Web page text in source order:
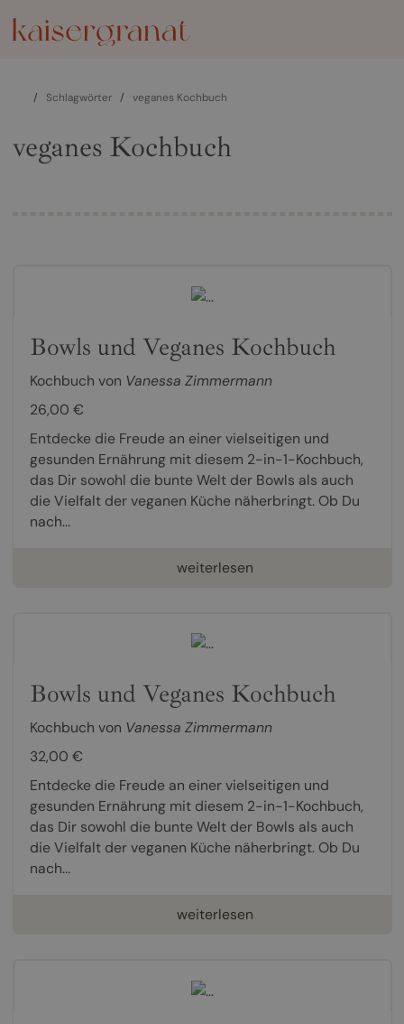
/ Schlagwörter / veganes Kochbuch
veganes Kochbuch
Bowls und Veganes Kochbuch
Kochbuch von Vanessa Zimmermann
26,00 €
Entdecke die Freude an einer vielseitigen und
gesunden Ernährung mit diesem 2-in-1-Kochbuch,
das Dir sowohl die bunte Welt der Bowls als auch
die Vielfalt der veganen Küche näherbringt. Ob Du
nach...
weiterlesen
Bowls und Veganes Kochbuch
Kochbuch von Vanessa Zimmermann
32,00 €
Entdecke die Freude an einer vielseitigen und
gesunden Ernährung mit diesem 2-in-1-Kochbuch,
das Dir sowohl die bunte Welt der Bowls als auch
die Vielfalt der veganen Küche näherbringt. Ob Du
nach...
weiterlesen